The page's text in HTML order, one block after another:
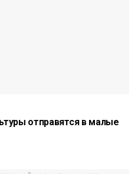
отправятся в малые